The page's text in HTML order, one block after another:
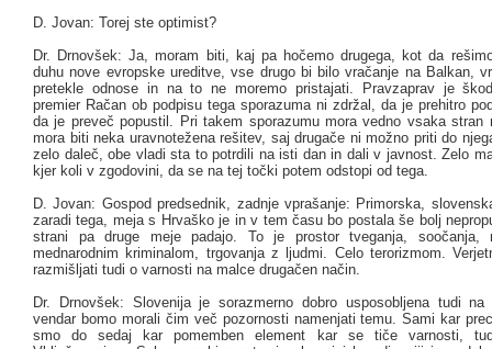
D. Jovan: Torej ste optimist?
Dr. Drnovšek: Ja, moram biti, kaj pa hočemo drugega, kot da
duhu nove evropske ureditve, vse drugo bi bilo vračanje na Balkan,
pretekle odnose in na to ne moremo pristajati. Pravzaprav je
premier Račan ob podpisu tega sporazuma ni zdržal, da je prehitro
da je preveč popustil. Pri takem sporazumu mora vedno vsaka stran
mora biti neka uravnotežena rešitev, saj drugače ni možno priti do
zelo daleč, obe vladi sta to potrdili na isti dan in dali v javnost. Zelo
kjer koli v zgodovini, da se na tej točki potem odstopi od tega.
D. Jovan: Gospod predsednik, zadnje vprašanje: Primorska,
zaradi tega, meja s Hrvaško je in v tem času bo postala še bolj
strani pa druge meje padajo. To je prostor tveganja, soočanja,
mednarodnim kriminalom, trgovanja z ljudmi. Celo terorizmom.
razmišljati tudi o varnosti na malce drugačen način.
Dr. Drnovšek: Slovenija je sorazmerno dobro usposobljena tudi na
vendar bomo morali čim več pozornosti namenjati temu. Sami kar
smo do sedaj kar pomemben element kar se tiče varnosti,